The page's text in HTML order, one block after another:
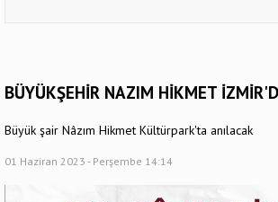
BÜYÜKŞEHİR NAZIM HİKMET
Büyük şair Nâzım Hikmet Kültürpark'ta anılacak
01 Haziran 2023 - Perşembe 14:14